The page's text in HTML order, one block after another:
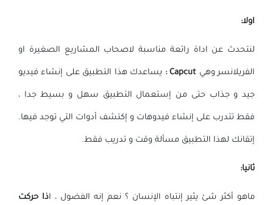
اولا:
لنتحدث عن اداة رائعة مناسبة لاصحاب المشاريع الصغيرة او
الفريلانسر وهي Capcut : يساعدك هذا التطبيق على إنشاء فيديو
جيد و جذاب حتى من إستعمال التطبيق سهل و بسيط جدا ،
فقط تتدرب على إنشاء فيدوهات و إكتشف أدوات التي توجد فيها.
إتقانك لهذا التطبيق مسألة وقت و تدريب فقط.
ثانيا:
ماهو أكثر شئ يثير إنتباه الإنسان ؟ نعم إنه الفضول ، اذا حركت